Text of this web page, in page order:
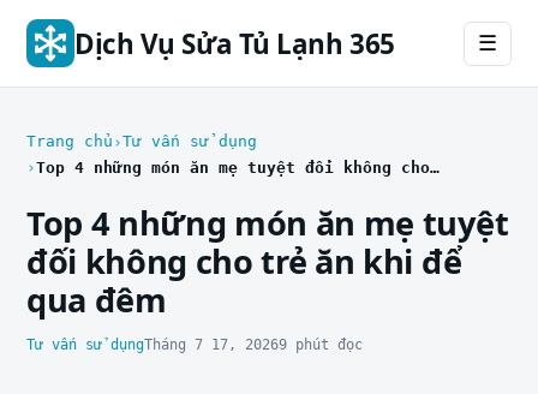
Dịch Vụ Sửa Tủ Lạnh 365 ☰
Trang chủ Tư vấn sử dụng
Top 4 những món ăn mẹ tuyệt đối không cho trẻ ăn khi để qua đêm
Top 4 những món ăn mẹ tuyệt
đối không cho trẻ ăn khi để
qua đêm
Tư vấn sử dụngTháng 7 17, 20269 phút đọc